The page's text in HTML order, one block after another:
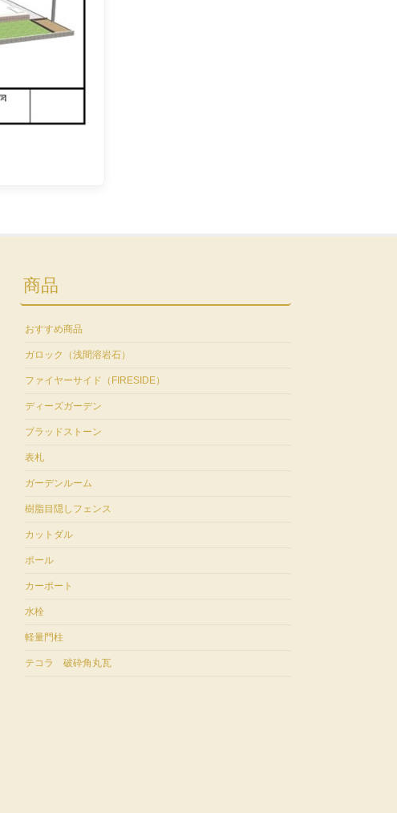
商品
おすすめ商品
ガロック（浅間溶岩石）
ファイヤーサイド（FIRESIDE）
ディーズガーデン
ブラッドストーン
表札
ガーデンルーム
樹脂目隠しフェンス
カットダル
ポール
カーポート
水栓
軽量門柱
テコラ 破砕角丸瓦